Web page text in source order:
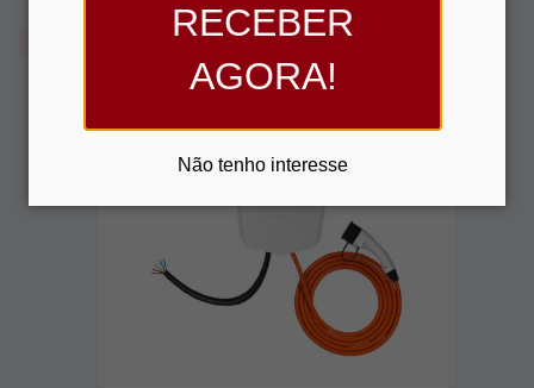
RECEBER
AGORA!
Não tenho interesse
Campanha Promocional